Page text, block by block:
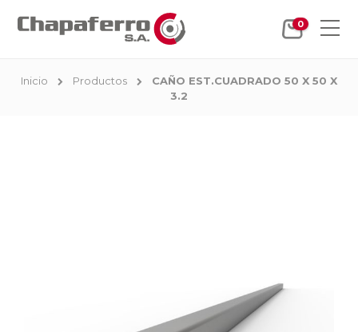
0
Inicio Productos
CAÑO EST.CUADRADO 50 X 50 X
3.2